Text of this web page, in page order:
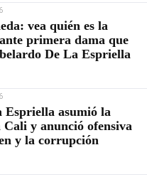
vea quién es la
primera dama que
De La Espriella
Espriella asumió la
Cali y anunció ofensiva
y la corrupción